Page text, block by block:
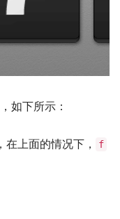
如下所示：
上面的情况下， f